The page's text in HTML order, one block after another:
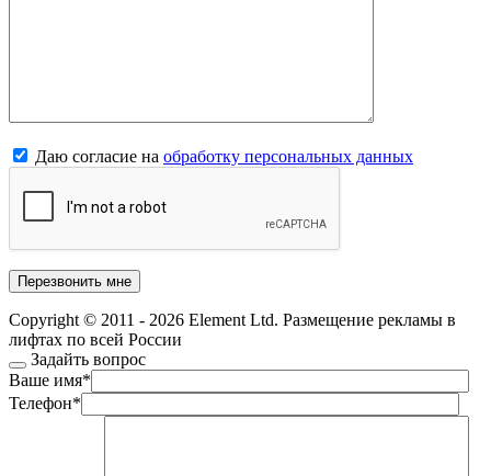
Даю согласие на обработку персональных данных
Copyright © 2011 - 2026 Element Ltd. Размещение рекламы в
лифтах по всей России
Задайть вопрос
Ваше имя*
Телефон*